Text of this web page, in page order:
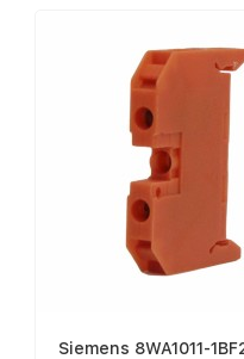
Siemens 8WA1011-